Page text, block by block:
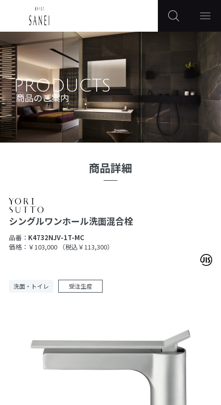
PRODUCTS
商品のご案内
商品詳細
シングルワンホール洗面混合栓
品番： K4732NJV-1T-MC
価格：￥103,000
（税込￥113,300）
洗面・トイレ 受注生産